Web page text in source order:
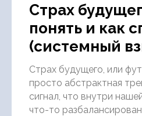
Страх
понять и как
(системный
Страх будущего, или
просто абстрактная
сигнал, что внутри
что-то